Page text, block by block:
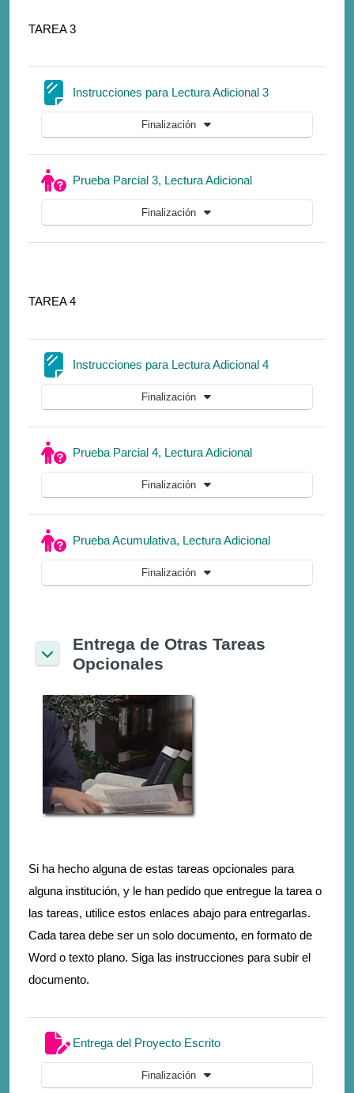
TAREA 3
Instrucciones para Lectura Adicional 3Página
Finalización
Prueba Parcial 3, Lectura AdicionalCuestionario
Finalización
TAREA 4
Instrucciones para Lectura Adicional 4Página
Finalización
Prueba Parcial 4, Lectura AdicionalCuestionario
Finalización
Prueba Acumulativa, Lectura AdicionalCuestionario
Finalización
Colapsar
Entrega de Otras Tareas
Opcionales
Si ha hecho alguna de estas tareas opcionales para
alguna institución, y le han pedido que entregue la tarea o
las tareas, utilice estos enlaces abajo para entregarlas.
Cada tarea debe ser un solo documento, en formato de
Word o texto plano. Siga las instrucciones para subir el
documento.
Entrega del Proyecto EscritoTarea
Finalización